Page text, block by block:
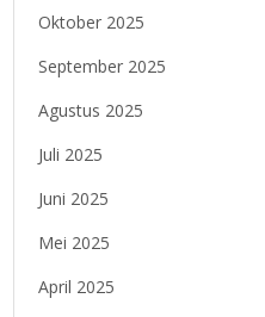
Oktober 2025
September 2025
Agustus 2025
Juli 2025
Juni 2025
Mei 2025
April 2025